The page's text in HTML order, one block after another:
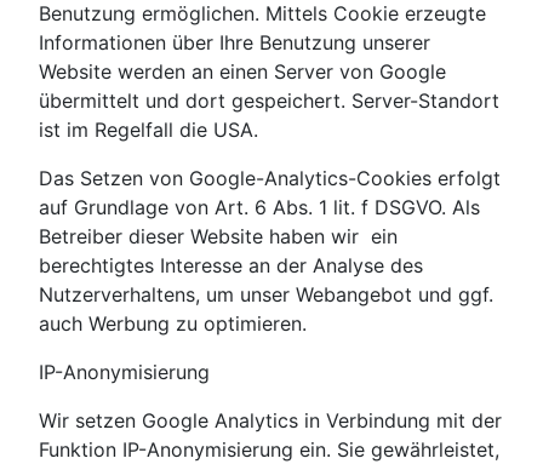
Benutzung ermöglichen. Mittels Cookie erzeugte
Informationen über Ihre Benutzung unserer
Website werden an einen Server von Google
übermittelt und dort gespeichert. Server-Standort
ist im Regelfall die USA.
Das Setzen von Google-Analytics-Cookies erfolgt
auf Grundlage von Art. 6 Abs. 1 lit. f DSGVO. Als
Betreiber dieser Website haben wir ein
berechtigtes Interesse an der Analyse des
Nutzerverhaltens, um unser Webangebot und ggf.
auch Werbung zu optimieren.
IP-Anonymisierung
Wir setzen Google Analytics in Verbindung mit der
Funktion IP-Anonymisierung ein. Sie gewährleistet,